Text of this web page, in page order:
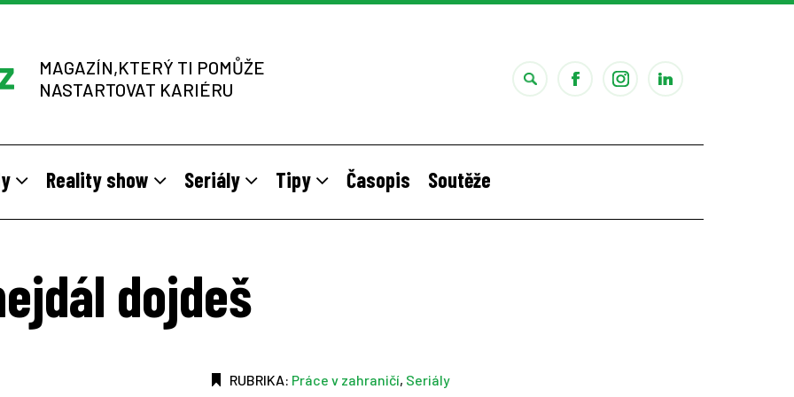
MAGAZÍN,KTERÝ TI POMŮŽE
NASTARTOVAT KARIÉRU
Reality show Seriály Tipy Časopis Soutěže
dojdeš
RUBRIKA: Práce v zahraničí, Seriály